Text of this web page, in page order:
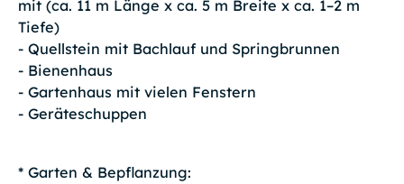
mit (ca. 11 m Länge x ca. 5 m Breite x ca. 1–2 m
Tiefe)
- Quellstein mit Bachlauf und Springbrunnen
- Bienenhaus
- Gartenhaus mit vielen Fenstern
- Geräteschuppen
* Garten & Bepflanzung: